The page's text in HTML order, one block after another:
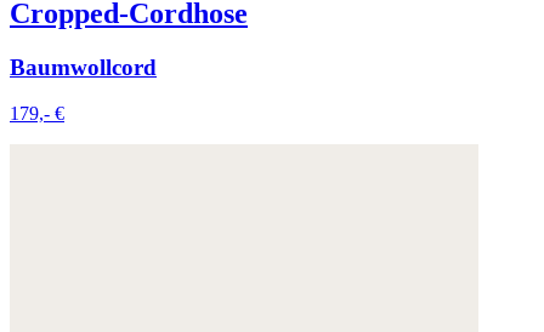
Cropped-Cordhose
Baumwollcord
179,- €